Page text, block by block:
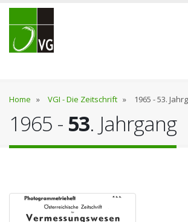
Home » VGI - Die Zeitschrift » 1965 - 53.
1965 - 53. Jahrgang